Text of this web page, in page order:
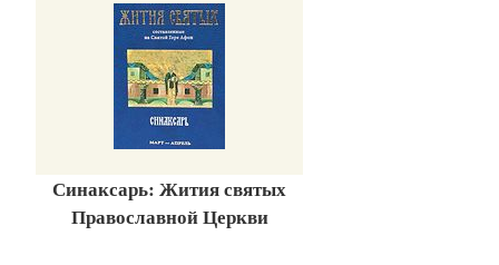
Синаксарь: Жития святых
Православной Церкви